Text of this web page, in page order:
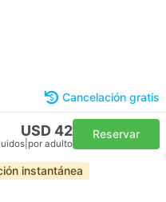
Cancelación gratis
USD 42
por adulto
Reservar
instantánea